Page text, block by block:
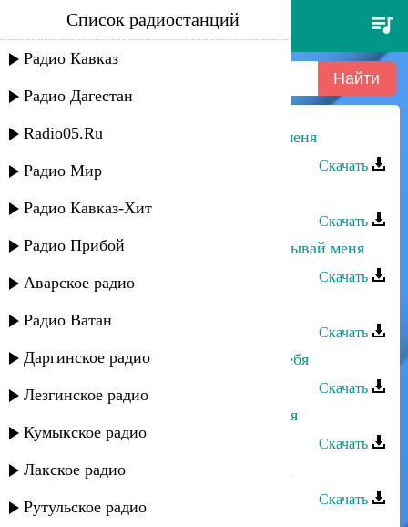
ашура ибрагимова - не забывай
меня
Список радиостанций
Радио Кавказ
Радио Дагестан
Radio05.Ru
Радио Мир
Радио Кавказ-Хит
Радио Прибой
Аварское радио
Радио Ватан
Даргинское радио
Лезгинское радио
Кумыкское радио
Лакское радио
Рутульское радио
Ашура Ибрагимова - Не забывай меня
Скачать
Скачать
Магомедсалам Магомедов - Не забывай меня
Скачать
Скачать
Ашура Ибрагимова - Не хватает тебя
Скачать
Мая Алимутаева - Не забывай меня
Скачать
Ашура Ибрагимова - Ангел сердца
Скачать